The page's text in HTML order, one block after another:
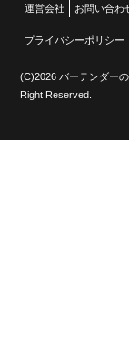
運営会社 お問い合わ
プライバシーポリシー
(C)2026 バーテンダー
Right Reserved.